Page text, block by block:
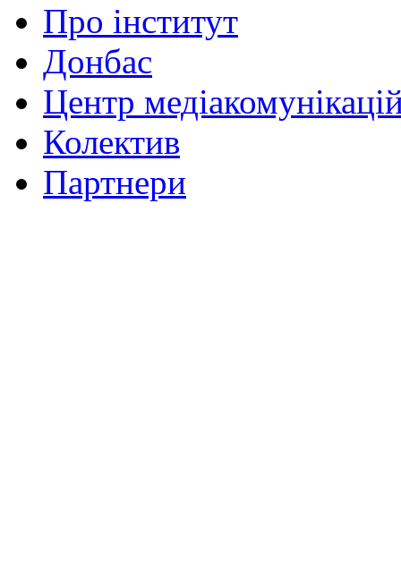
Про інститут
Донбас
Центр
Колектив
Партнери